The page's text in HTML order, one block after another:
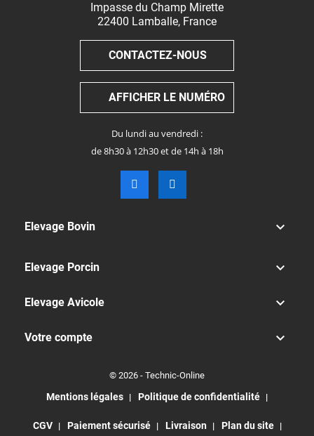
Impasse du Champ Mirette
22400 Lamballe, France
CONTACTEZ-NOUS
AFFICHER LE NUMÉRO
Du lundi au vendredi :
de 8h30 à 12h30 et de 14h à 18h
Elevage Bovin 
Elevage Porcin 
Elevage Avicole 
Votre compte 
© 2026 - Technic-Online
Mentions légales Politique de confidentialité
CGV Paiement sécurisé Livraison Plan du site